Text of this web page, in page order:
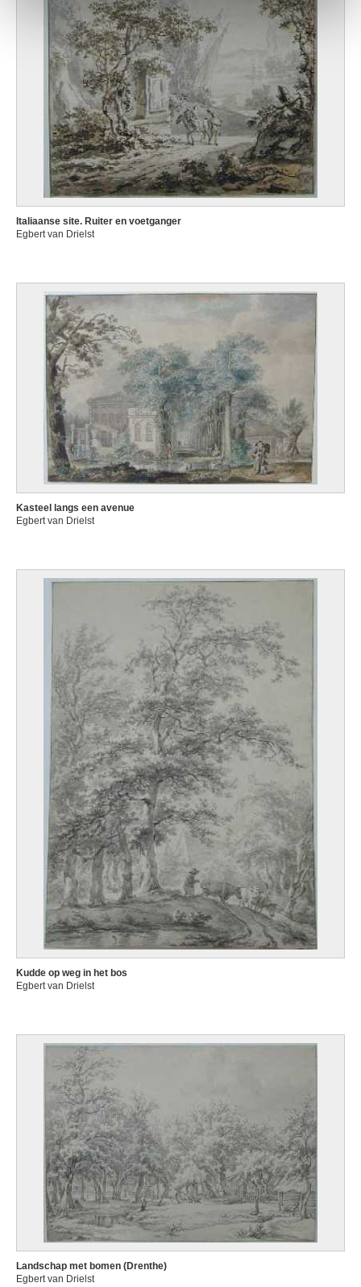
Italiaanse site. Ruiter en voetganger
Egbert van Drielst
Kasteel langs een avenue
Egbert van Drielst
Kudde op weg in het bos
Egbert van Drielst
Landschap met bomen (Drenthe)
Egbert van Drielst